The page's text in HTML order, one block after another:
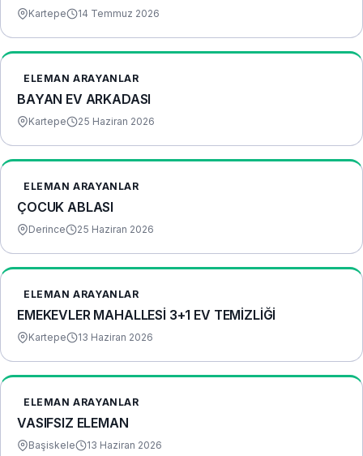
Kartepe 14 Temmuz 2026
ELEMAN ARAYANLAR
BAYAN EV ARKADASI
Kartepe 25 Haziran 2026
ELEMAN ARAYANLAR
ÇOCUK ABLASI
Derince 25 Haziran 2026
ELEMAN ARAYANLAR
EMEKEVLER MAHALLESİ 3+1 EV TEMİZLİĞİ
Kartepe 13 Haziran 2026
ELEMAN ARAYANLAR
VASIFSIZ ELEMAN
Başiskele 13 Haziran 2026